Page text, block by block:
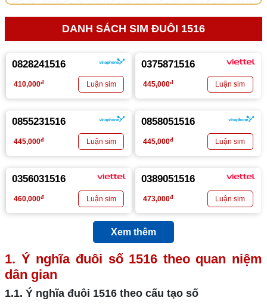
DANH SÁCH SIM ĐUÔI 1516
0828241516
410,000đ
0375871516
445,000đ
0855231516
445,000đ
0858051516
445,000đ
0356031516
460,000đ
0389051516
473,000đ
Xem thêm
1. Ý nghĩa đuôi số 1516 theo quan niệm
dân gian
1.1. Ý nghĩa đuôi 1516 theo cấu tạo số